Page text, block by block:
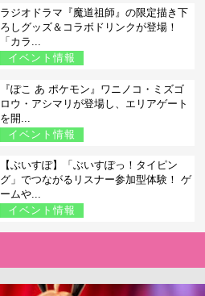
ラジオドラマ『魔道祖師』の限定描き下
ろしグッズ＆コラボドリンクが登場！
「カラ...
イベント情報
『ぽこ あ ポケモン』ワニノコ・ミズゴ
ロウ・アシマリが登場し、エリアゲート
を開...
イベント情報
【ぶいすぽ】「ぶいすぽっ！タイピン
グ」でつながるリスナー参加型体験！ ゲ
ームや...
イベント情報